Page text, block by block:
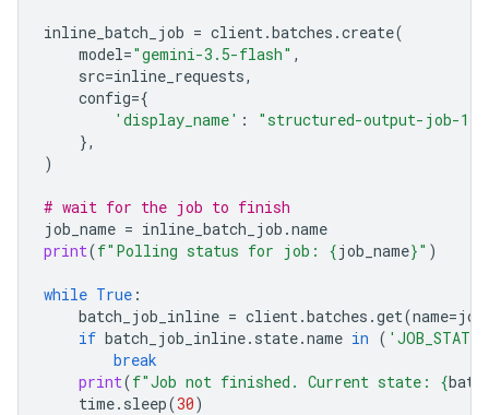
inline_batch_job = client.batches .create(
model="gemini-3.5-flash" ,
src=inline_requests,
config={
'display_name' :
"structured-output-job-1"
},
)
# wait for the job to finish
job_name = inline_batch_job .name
print(f"Polling status for job: {job_name}" )
while True :
batch_job_inline = client.batches .get(name=
if batch_job_inline. state.name in (
break
print(f"Job not finished. Current state: {
time. sleep(30)